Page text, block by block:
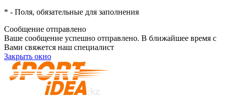
* - Поля, обязательные для заполнения
Сообщение отправлено
Ваше сообщение успешно отправлено. В ближайшее время с
Вами свяжется наш специалист
Закрыть окно